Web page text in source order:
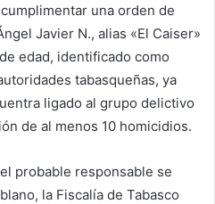
una orden de
Javier N., alias «El Caiser»
edad, identificado como
tabasqueñas, ya
ligado al grupo delictivo
de al menos 10 homicidios.
probable responsable se
la Fiscalía de Tabasco